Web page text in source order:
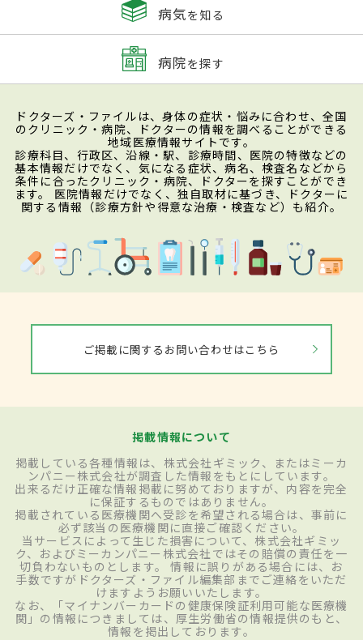
病気を知る
病院を探す
ドクターズ・ファイルは、身体の症状・悩みに合わせ、全国
のクリニック・病院、ドクターの情報を調べることができる
地域医療情報サイトです。
診療科目、行政区、沿線・駅、診療時間、医院の特徴などの
基本情報だけでなく、気になる症状、病名、検査名などから
条件に合ったクリニック・病院、ドクターを探すことができ
ます。 医院情報だけでなく、独自取材に基づき、ドクターに
関する情報（診療方針や得意な治療・検査など）も紹介。
ご掲載に関するお問い合わせはこちら
掲載情報について
掲載している各種情報は、株式会社ギミック、またはミーカ
ンパニー株式会社が調査した情報をもとにしています。
出来るだけ正確な情報掲載に努めておりますが、内容を完全
に保証するものではありません。
掲載されている医療機関へ受診を希望される場合は、事前に
必ず該当の医療機関に直接ご確認ください。
当サービスによって生じた損害について、株式会社ギミッ
ク、およびミーカンパニー株式会社ではその賠償の責任を一
切負わないものとします。 情報に誤りがある場合には、お
手数ですがドクターズ・ファイル編集部までご連絡をいただ
けますようお願いいたします。
なお、「マイナンバーカードの健康保険証利用可能な医療機
関」の情報につきましては、厚生労働省の情報提供のもと、
情報を掲出しております。